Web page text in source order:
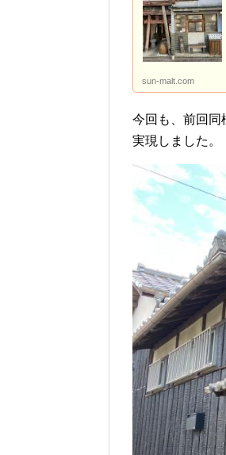
sun-malt.com
今回も、前回同
実現しました。